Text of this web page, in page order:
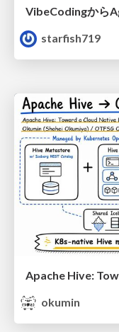
VibeCodingから
starfish719
Apache Hive:
okumin